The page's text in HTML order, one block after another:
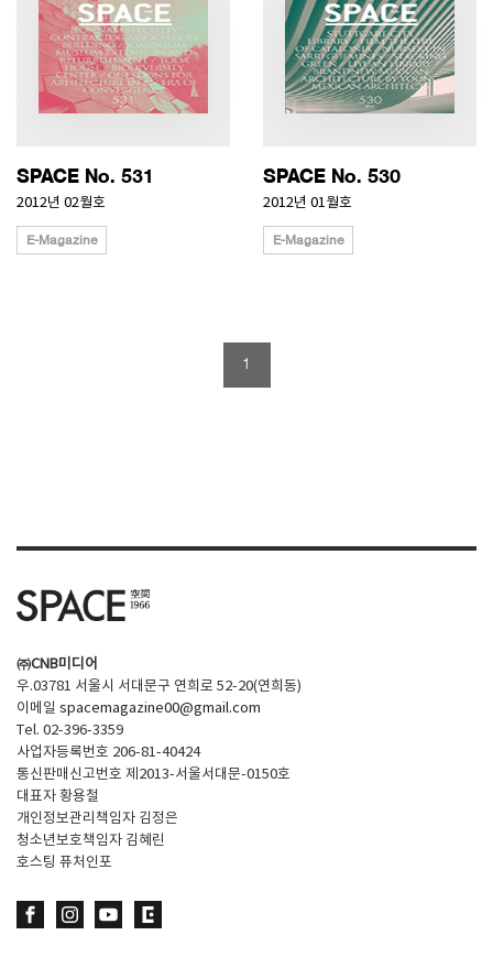
SPACE No. 531
2012년 02월호
E-Magazine
SPACE No. 530
2012년 01월호
E-Magazine
1
㈜CNB미디어
우.03781 서울시 서대문구 연희로 52-20(연희동)
이메일 spacemagazine00@gmail.com
Tel. 02-396-3359
사업자등록번호 206-81-40424
통신판매신고번호 제2013-서울서대문-0150호
대표자 황용철
개인정보관리책임자 김정은
청소년보호책임자 김혜린
호스팅 퓨처인포